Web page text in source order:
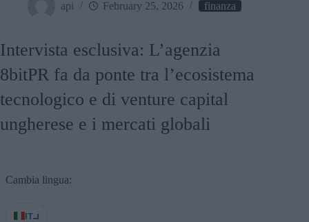
api February 25, 2026 finanza
Intervista esclusiva: L’agenzia
8bitPR fa da ponte tra l’ecosistema
tecnologico e di venture capital
ungherese e i mercati globali
Cambia lingua:
IT